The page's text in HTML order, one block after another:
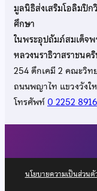
มูลนิธิส่งเสริมโอลิมปิ
ศึกษา
ในพระอุปถัมภ์สมเด็จ
หลวงนราธิวาสราชนค
254 ตึกเคมี 2 คณะวิท
ถนนพญาไท แขวงวังใ
โทรศัพท์0 2252 8916
นโยบายความเป็นส่วนตั